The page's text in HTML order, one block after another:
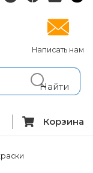
Написать нам
Корзина